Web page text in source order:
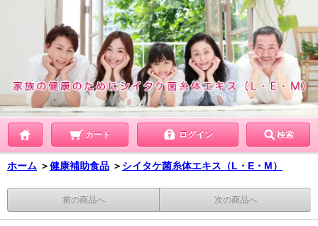
カート ログイン 検索
ホーム ＞健康補助食品 ＞ シイタケ菌糸体エキス（L・E・M）
前の商品へ 次の商品へ